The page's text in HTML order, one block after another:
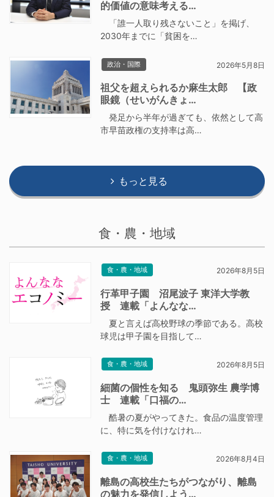
的価値の意味考える…
「誰一人取り残さないこと」を掲げ、
2030年までに「貧困を…
政治・国際 2026年5月8日
祖父を超えられるか麻生太郎 【政
眼鏡（せいがんきょ…
発足から半年が過ぎても、依然として高
市早苗政権の支持率は高…
もっと見る
食・農・地域
食・農・地域 2026年8月5日
行革甲子園 沼尾波子 東洋大学教
授 連載「よんなな…
夏と言えば高校野球の季節である。高校
球児は甲子園を目指して…
食・農・地域 2026年8月5日
細菌の個性を知る 鬼頭弥生 農学博
士 連載「口福の…
酷暑の夏がやってきた。食品の温度管理
に、特に気を付けなけれ…
食・農・地域 2026年8月4日
離島の高校生たちがつながり、離島
の魅力を発信しよう…